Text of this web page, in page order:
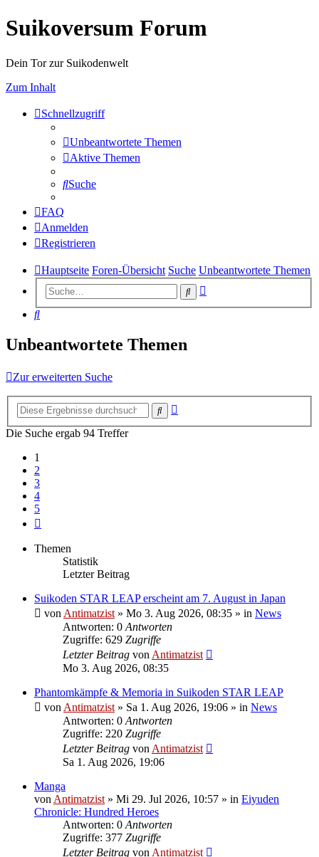
Suikoversum Forum
Dein Tor zur Suikodenwelt
Zum Inhalt
Schnellzugriff
Unbeantwortete Themen
Aktive Themen
Suche
FAQ
Anmelden
Registrieren
Hauptseite Foren-Übersicht Suche Unbeantwortete Themen
Suche
Suche
Unbeantwortete Themen
Zur erweiterten Suche
Suche
Die Suche ergab 94 Treffer
1
2
3
4
5
Themen
Statistik
Letzter Beitrag
Suikoden STAR LEAP erscheint am 7. August in Japan
von Antimatzist » Mo 3. Aug 2026, 08:35 » in News
Antworten: 0 Antworten
Zugriffe: 629 Zugriffe
Letzter Beitrag von Antimatzist
Mo 3. Aug 2026, 08:35
Phantomkämpfe & Memoria in Suikoden STAR LEAP
von Antimatzist » Sa 1. Aug 2026, 19:06 » in News
Antworten: 0 Antworten
Zugriffe: 220 Zugriffe
Letzter Beitrag von Antimatzist
Sa 1. Aug 2026, 19:06
Manga
von Antimatzist » Mi 29. Jul 2026, 10:57 » in Eiyuden
Chronicle: Hundred Heroes
Antworten: 0 Antworten
Zugriffe: 377 Zugriffe
Letzter Beitrag von Antimatzist